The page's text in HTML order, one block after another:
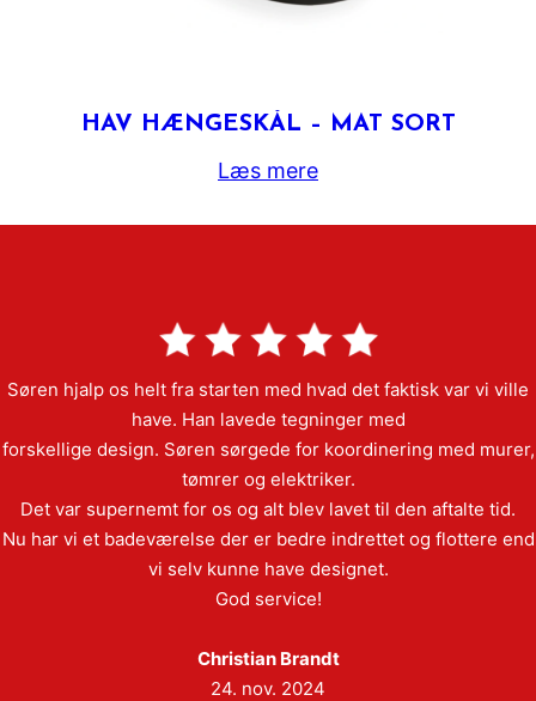
HAV HÆNGESKÅL – MAT SORT
Læs mere
Søren hjalp os helt fra starten med hvad det faktisk var vi ville
have. Han lavede tegninger med
forskellige design. Søren sørgede for koordinering med murer,
tømrer og elektriker.
Det var supernemt for os og alt blev lavet til den aftalte tid.
Nu har vi et badeværelse der er bedre indrettet og flottere end
vi selv kunne have designet.
God service!
Christian Brandt
24. nov. 2024